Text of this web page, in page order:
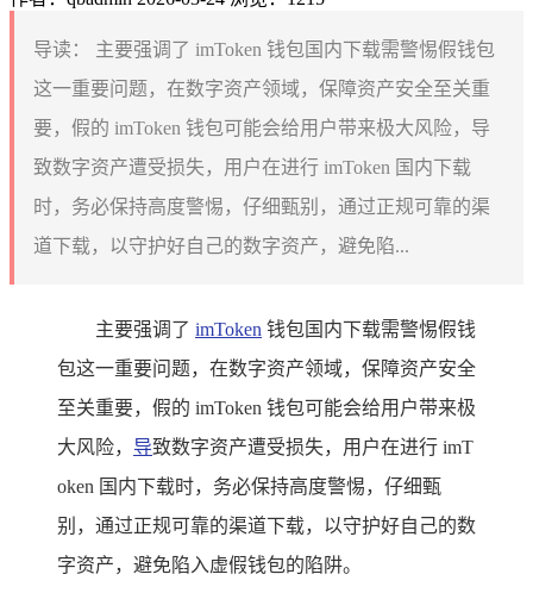
导读：
主要强调了 imToken 钱包国内下载需警惕假钱包
这一重要问题，在数字资产领域，保障资产安全至关重
要，假的 imToken 钱包可能会给用户带来极大风险，导
致数字资产遭受损失，用户在进行 imToken 国内下载
时，务必保持高度警惕，仔细甄别，通过正规可靠的渠
道下载，以守护好自己的数字资产，避免陷...
主要强调了 imToken 钱包国内下载需警惕假钱
包这一重要问题，在数字资产领域，保障资产安全
至关重要，假的 imToken 钱包可能会给用户带来极
大风险， 导致数字资产遭受损失，用户在进行 imT
oken 国内下载时，务必保持高度警惕，仔细甄
别，通过正规可靠的渠道下载，以守护好自己的数
字资产，避免陷入虚假钱包的陷阱。